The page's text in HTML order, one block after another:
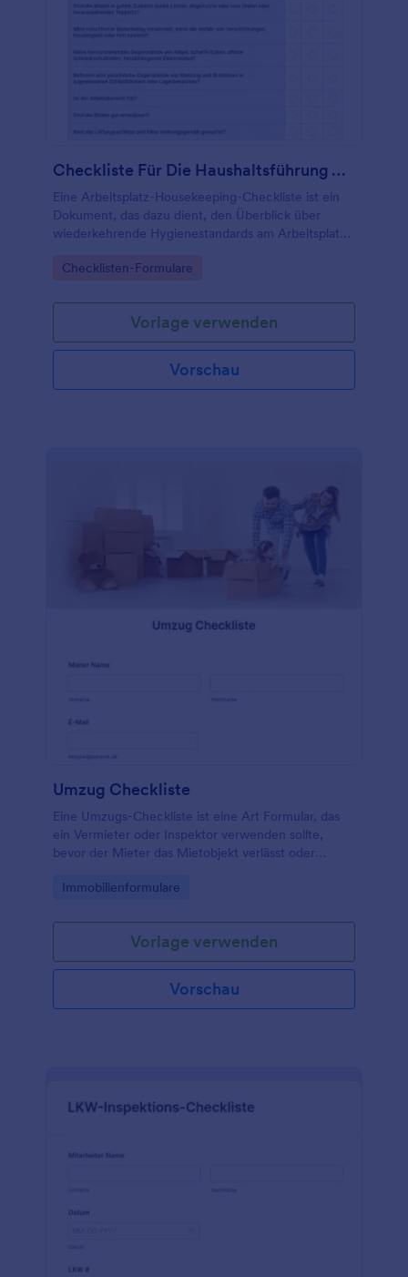
Checkliste Für Die Haushaltsführung Am Arbeitsplatz
Eine Arbeitsplatz-Housekeeping-Checkliste ist ein
Dokument, das dazu dient, den Überblick über
wiederkehrende Hygienestandards am Arbeitsplatz
Go to Category:
Checklisten-Formulare
Vorlage verwenden
Vorschau
Umzug Checkliste
Eine Umzugs-Checkliste ist eine Art Formular, das
ein Vermieter oder Inspektor verwenden sollte,
bevor der Mieter das Mietobjekt verlässt oder
Go to Category:
Immobilienformulare
Vorlage verwenden
Vorschau